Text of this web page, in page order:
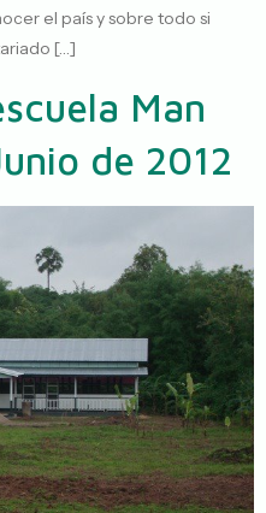
el país y sobre todo si
[…]
Man
de 2012